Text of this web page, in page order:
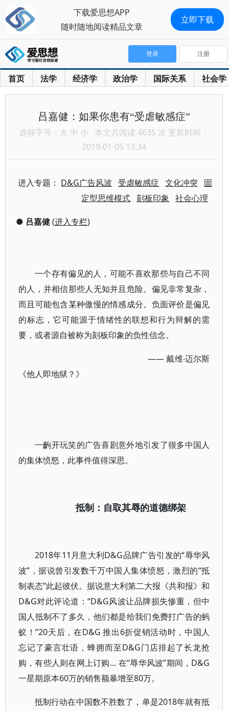
首页 法学 经济学 政治学 国际关系 社会学
登录 注册
吕嘉健：如果你患有“受虐敏感症”
选择字号： 大 中 小 本文共阅读 4635 次 更新时间：
2019-01-05 13:34
进入专题： D&G广告风波 受虐敏感症 文化冲突
固
定型思维模式 刻板印象 社会心理
● 吕嘉健(进入专栏)
一个存有偏见的人，可能不喜欢那些与自己不同
的人，并相信那些人无知并且危险。偏见非常复杂，
而且可能包含某种傲慢的情感成分。负面评价是偏见
的标志，它可能源于情绪性的联想和行为辩解的需
要，或者源自被称为刻板印象的负性信念。
—— 戴维‧迈尔斯
《他人即地狱？》
一齣开玩笑的广告喜剧意外地引发了很多中国人
的集体愤怒，此事件值得深思。
抵制：自取其辱的道德绑架
2018年11月意大利D&G品牌广告引发的“辱华风
波”，据说曾引发数千万中国人集体愤怒，激烈的“抵
制表态”此起彼伏。据说意大利第二大报《共和报》和
D&G对此评论道：“D&G风波让品牌损失惨重，但中
国人抵制不了多久，他们都是给我们免费打广告的蚂
蚁！”20天后，在D&G 推出6折促销活动时，中国人
忘记了豪言壮语，蜂拥而至D&G门店排起了长龙抢
购，有些人则在网上订购… 在“辱华风波”期间，D&G
一星期原本60万的销售额暴增至80万。
抵制行动在中国数不胜数了，单是2018年就有抵
下载爱思想APP
随时随地阅读精品文章
立即下载